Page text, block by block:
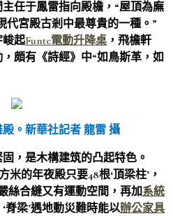
任于鳳雷指向殿檐，“屋頂為廡
代宮殿古剎中最尊貴的一種。”
峻起Funte電動升降桌 ，飛檐軒
頗有《詩經》中“如鳥斯革，如
。新華社記者 龍雷 攝
，是木構建筑的凸起特色。
米的年夜殿只要48根‘頂梁柱’，
絲合縫又有運動空間，再加系統
脊梁’遇地動災難時能以辦公家具